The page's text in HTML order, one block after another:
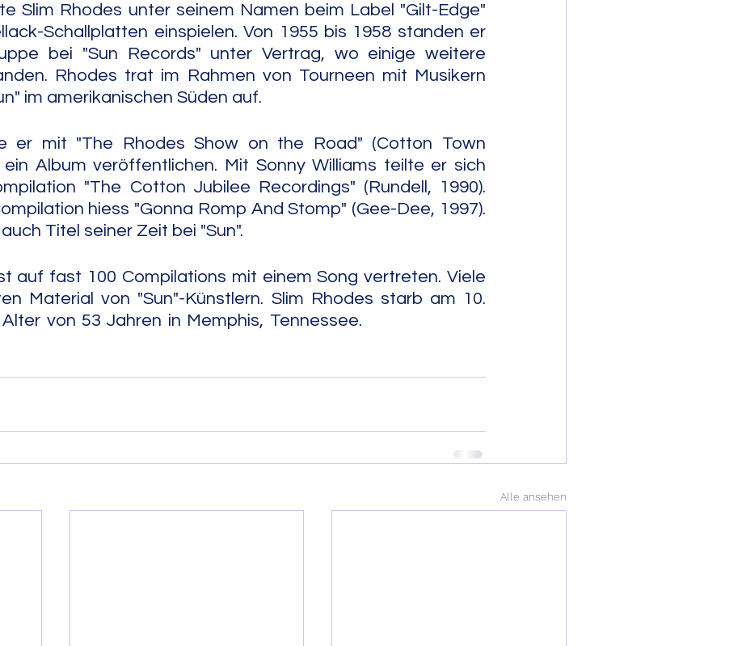
Slim Rhodes unter seinem Namen beim Label "Gilt-Edge"
Schallplatten einspielen. Von 1955 bis 1958 standen er
bei "Sun Records" unter Vertrag, wo einige weitere
Rhodes trat im Rahmen von Tourneen mit Musikern
im amerikanischen Süden auf.
er mit "The Rhodes Show on the Road" (Cotton Town
ein Album veröffentlichen. Mit Sonny Williams teilte er sich
"The Cotton Jubilee Recordings" (Rundell, 1990).
hiess "Gonna Romp And Stomp" (Gee-Dee, 1997).
Titel seiner Zeit bei "Sun".
auf fast 100 Compilations mit einem Song vertreten. Viele
Material von "Sun"-Künstlern. Slim Rhodes starb am 10.
Alter von 53 Jahren in Memphis, Tennessee.
Alle ansehen